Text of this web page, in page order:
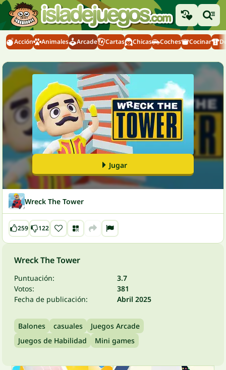
Acción Animales Arcade Cartas Chicas Coches Cocinar
Jugar
Wreck The Tower
259 122
Wreck The Tower
Puntuación:
3.7
Votos:
381
Fecha de publicación:
Abril 2025
Balones casuales
Juegos Arcade
Juegos de Habilidad
Mini games